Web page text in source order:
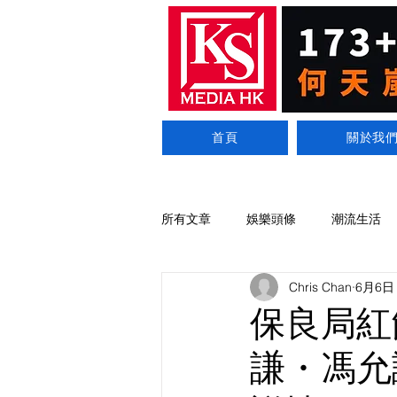
首頁 關於我
所有文章 娛樂頭條 潮流生活
保良局
謙・馮
Chris Chan 6月6日